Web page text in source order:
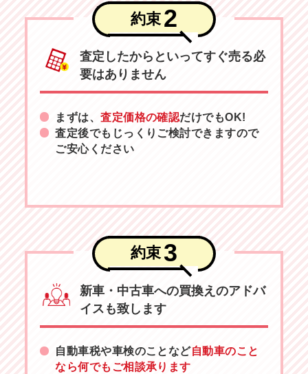
約束 2
査定したからといってすぐ売る必
要はありません
まずは、査定価格の確認だけでもOK!
査定後でもじっくりご検討できますので
ご安心ください
約束 3
新車・中古車への買換えのアドバ
イスも致します
自動車税や車検のことなど自動車のこと
なら何でもご相談承ります